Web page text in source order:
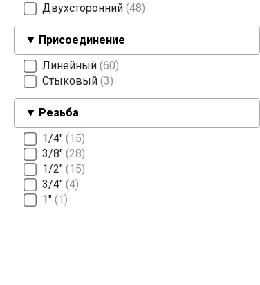
Двухсторонний 48
Присоединение
Линейный 60
Стыковый 3
Резьба
1/4″ 15
3/8″ 28
1/2″ 15
3/4″ 4
1″ 1